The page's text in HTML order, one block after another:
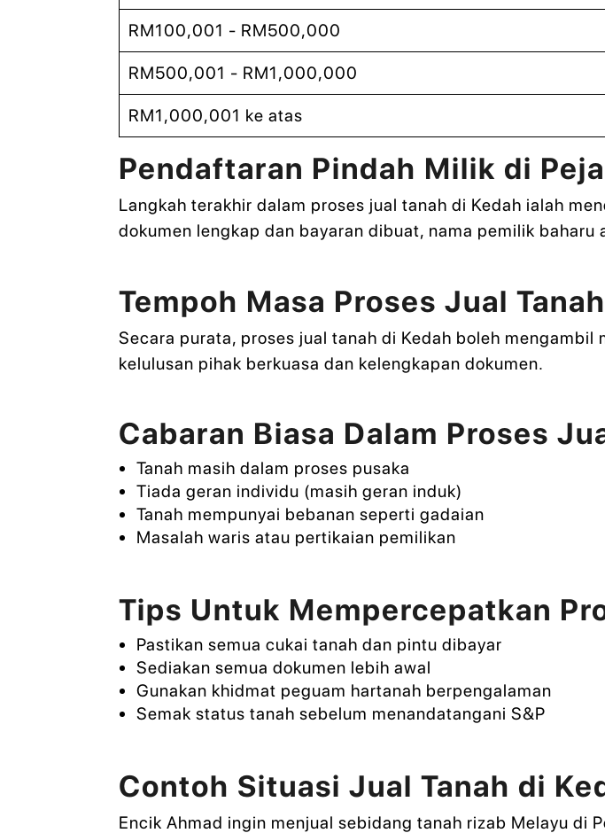
RM100,001 - RM500,000
RM500,001 - RM1,000,000
RM1,000,001 ke atas
Pendaftaran Pindah Milik di
Langkah terakhir dalam proses jual tanah di Kedah ialah
dokumen lengkap dan bayaran dibuat, nama pemilik
Tempoh Masa Proses Jual
Secara purata, proses jual tanah di Kedah boleh
kelulusan pihak berkuasa dan kelengkapan dokumen.
Cabaran Biasa Dalam Proses
Tanah masih dalam proses pusaka
Tiada geran individu (masih geran induk)
Tanah mempunyai bebanan seperti gadaian
Masalah waris atau pertikaian pemilikan
Tips Untuk Mempercepatkan
Pastikan semua cukai tanah dan pintu dibayar
Sediakan semua dokumen lebih awal
Gunakan khidmat peguam hartanah berpengalaman
Semak status tanah sebelum menandatangani S&P
Contoh Situasi Jual Tanah di
Encik Ahmad ingin menjual sebidang tanah rizab Melayu di